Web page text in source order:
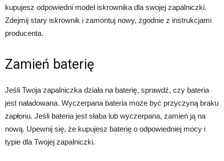
kupujesz odpowiedni model iskrownika dla swojej zapalniczki.
Zdejmij stary iskrownik i zamontuj nowy, zgodnie z instrukcjami
producenta.
Zamień baterię
Jeśli Twoja zapalniczka działa na baterię, sprawdź, czy bateria
jest naładowana. Wyczerpana bateria może być przyczyną braku
zapłonu. Jeśli bateria jest słaba lub wyczerpana, zamień ją na
nową. Upewnij się, że kupujesz baterię o odpowiedniej mocy i
typie dla Twojej zapalniczki.